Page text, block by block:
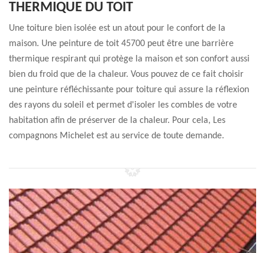
THERMIQUE DU TOIT
Une toiture bien isolée est un atout pour le confort de la
maison. Une peinture de toit 45700 peut être une barrière
thermique respirant qui protège la maison et son confort aussi
bien du froid que de la chaleur. Vous pouvez de ce fait choisir
une peinture réfléchissante pour toiture qui assure la réflexion
des rayons du soleil et permet d'isoler les combles de votre
habitation afin de préserver de la chaleur. Pour cela, Les
compagnons Michelet est au service de toute demande.